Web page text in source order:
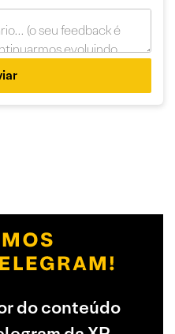
do conteúdo